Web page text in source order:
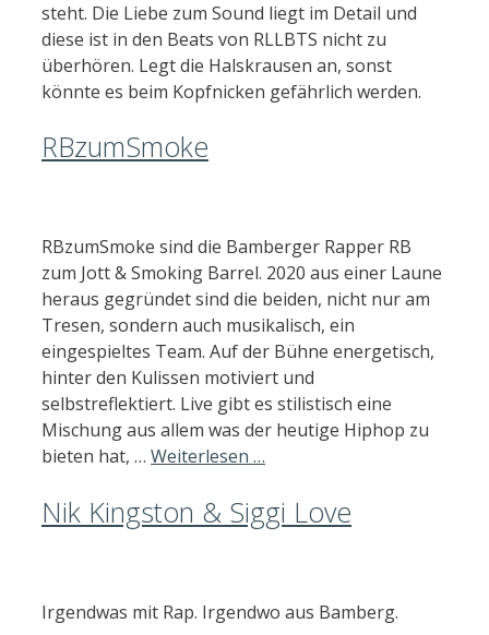
steht. Die Liebe zum Sound liegt im Detail und
diese ist in den Beats von RLLBTS nicht zu
überhören. Legt die Halskrausen an, sonst
könnte es beim Kopfnicken gefährlich werden.
RBzumSmoke
RBzumSmoke sind die Bamberger Rapper RB
zum Jott & Smoking Barrel. 2020 aus einer Laune
heraus gegründet sind die beiden, nicht nur am
Tresen, sondern auch musikalisch, ein
eingespieltes Team. Auf der Bühne energetisch,
hinter den Kulissen motiviert und
selbstreflektiert. Live gibt es stilistisch eine
Mischung aus allem was der heutige Hiphop zu
bieten hat, … Weiterlesen …
Nik Kingston & Siggi Love
Irgendwas mit Rap. Irgendwo aus Bamberg.